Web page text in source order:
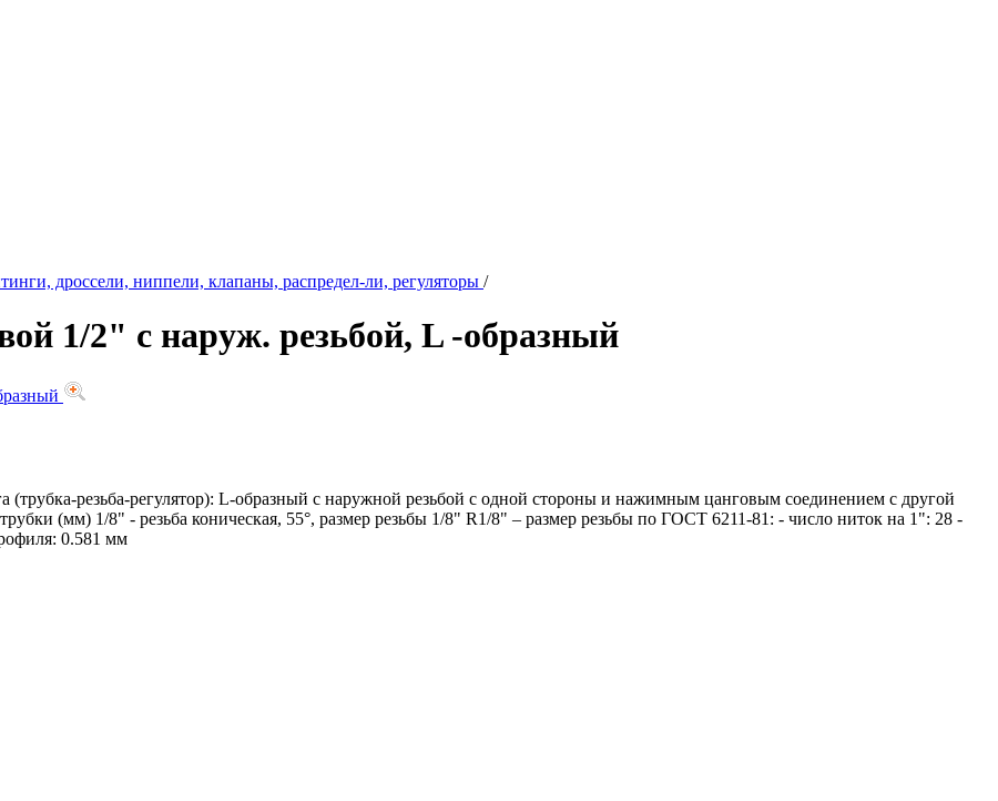
дроссели, ниппели, клапаны, распредел-ли, регуляторы /
1/2" с наруж. резьбой, L -образный
резьба-регулятор): L-образный с наружной резьбой с одной стороны и нажимным цанговым соединением с другой
(мм) 1/8" - резьба коническая, 55°, размер резьбы 1/8" R1/8" – размер резьбы по ГОСТ 6211-81: - число ниток на 1": 28 -
0.581 мм